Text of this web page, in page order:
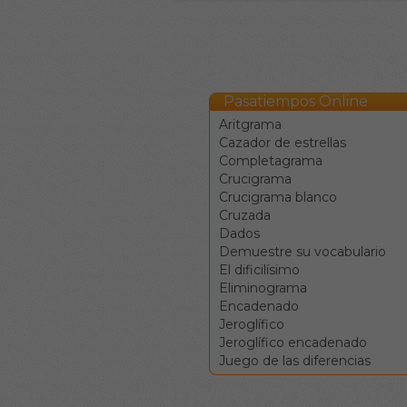
Pasatiempos Online
Aritgrama
Cazador de estrellas
Completagrama
Crucigrama
Crucigrama blanco
Cruzada
Dados
Demuestre su vocabulario
El dificilísimo
Eliminograma
Encadenado
Jeroglífico
Jeroglífico encadenado
Juego de las diferencias